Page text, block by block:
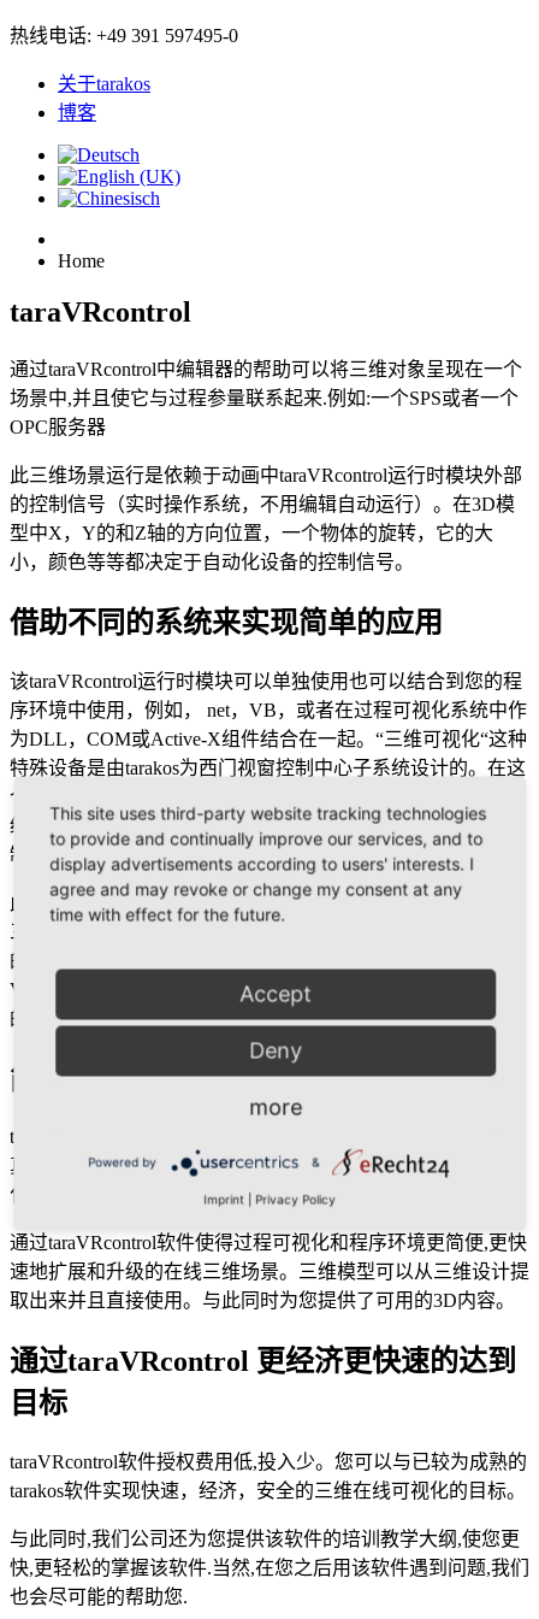
热线电话: +49 391 597495-0
关于tarakos
博客
Home
taraVRcontrol
通过taraVRcontrol中编辑器的帮助可以将三维对象呈现在一个
场景中,并且使它与过程参量联系起来.例如:一个SPS或者一个
OPC服务器
此三维场景运行是依赖于动画中taraVRcontrol运行时模块外部
的控制信号（实时操作系统，不用编辑自动运行）。在3D模
型中X，Y的和Z轴的方向位置，一个物体的旋转，它的大
小，颜色等等都决定于自动化设备的控制信号。
借助不同的系统来实现简单的应用
该taraVRcontrol运行时模块可以单独使用也可以结合到您的程
序环境中使用，例如， net，VB，或者在过程可视化系统中作
为DLL，COM或Active-X组件结合在一起。“三维可视化“这种
特殊设备是由tarakos为西门视窗控制中心子系统设计的。在这
个设备中，taraVRcontrol功能作为一个附加的视窗控制中心系
统嵌入其中。 3D物体可以通过视窗控制中心中的变量进行控
制。
此3D模型可以采用从taraVRbuilder的taraVRoptimizer或从您的
三维 CAD系统（Autodesk，Catia，SolidWorks，PTC等）提取
的场景。在taraVRcontrol内部采用符合ISO标准的3D动画格式
VRML/ X3D，使其可以直接或通过市售的转换工具将您原始
的CAD格式转换成VRML/ X3D格式。
简易明了的过程可视化对自动化工程师
taraVRcontrol编辑器的界面给自动化工程师提供了与三维模型
真实的，直观的操作及无需特殊三维技术,直接在具体的自动
化过程中连接。
通过taraVRcontrol软件使得过程可视化和程序环境更简便,更快
速地扩展和升级的在线三维场景。三维模型可以从三维设计提
取出来并且直接使用。与此同时为您提供了可用的3D内容。
通过taraVRcontrol 更经济更快速的达到
目标
taraVRcontrol软件授权费用低,投入少。您可以与已较为成熟的
tarakos软件实现快速，经济，安全的三维在线可视化的目标。
与此同时,我们公司还为您提供该软件的培训教学大纲,使您更
快,更轻松的掌握该软件.当然,在您之后用该软件遇到问题,我们
也会尽可能的帮助您.
This site uses third-party website tracking technologies
to provide and continually improve our services, and to
display advertisements according to users' interests. I
agree and may revoke or change my consent at any
time with effect for the future.
Accept
Deny
more
Powered by &
Imprint Privacy Policy